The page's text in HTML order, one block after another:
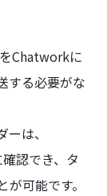
Chatworkに
する必要がな
は、
認でき、タ
可能です。